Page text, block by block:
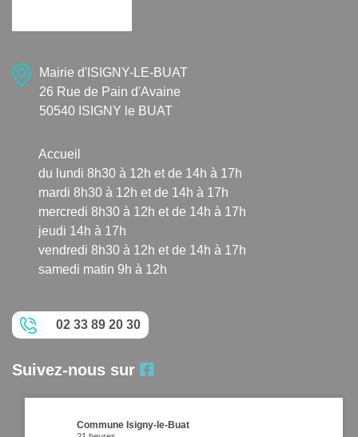
Mairie d'ISIGNY-LE-BUAT
26 Rue de Pain d'Avaine
50540 ISIGNY le BUAT
Accueil
du lundi 8h30 à 12h et de 14h à 17h
mardi 8h30 à 12h et de 14h à 17h
mercredi 8h30 à 12h et de 14h à 17h
jeudi 14h à 17h
vendredi 8h30 à 12h et de 14h à 17h
samedi matin 9h à 12h
02 33 89 20 30
Suivez-nous sur
Commune Isigny-le-Buat